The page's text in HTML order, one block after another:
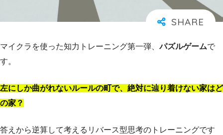
マイクラを使った知力トレーニング第一弾、パズルゲームで
す。
左にしか曲がれないルールの町で、絶対に辿り着けない家はど
の家？
答えから逆算して考えるリバース型思考のトレーニングです